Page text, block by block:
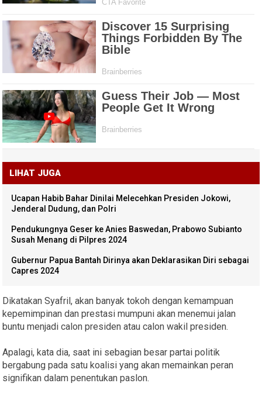
LIHAT JUGA
Ucapan Habib Bahar Dinilai Melecehkan Presiden Jokowi,
Jenderal Dudung, dan Polri
Pendukungnya Geser ke Anies Baswedan, Prabowo Subianto
Susah Menang di Pilpres 2024
Gubernur Papua Bantah Dirinya akan Deklarasikan Diri sebagai
Capres 2024
Dikatakan Syafril, akan banyak tokoh dengan kemampuan
kepemimpinan dan prestasi mumpuni akan menemui jalan
buntu menjadi calon presiden atau calon wakil presiden.
Apalagi, kata dia, saat ini sebagian besar partai politik
bergabung pada satu koalisi yang akan memainkan peran
signifikan dalam penentukan paslon.